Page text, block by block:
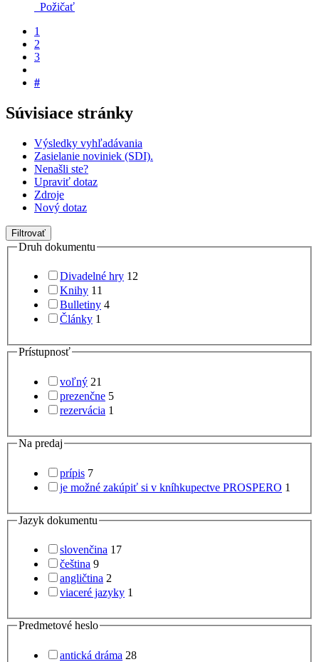
Požičať
1
2
3
#
Súvisiace stránky
Výsledky vyhľadávania
Zasielanie noviniek (SDI).
Nenašli ste?
Upraviť dotaz
Zdroje
Nový dotaz
Filtrovať
Druh dokumentu
Divadelné hry 12
Knihy 11
Bulletiny 4
Články 1
Prístupnosť
voľný 21
prezenčne 5
rezervácia 1
Na predaj
prípis 7
je možné zakúpiť si v kníhkupectve PROSPERO 1
Jazyk dokumentu
slovenčina 17
čeština 9
angličtina 2
viaceré jazyky 1
Predmetové heslo
antická dráma 28